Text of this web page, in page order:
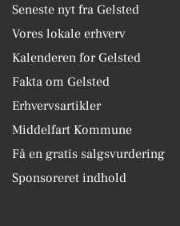
Seneste nyt fra Gelsted
Vores lokale erhverv
Kalenderen for Gelsted
Fakta om Gelsted
Erhvervsartikler
Middelfart Kommune
Få en gratis salgsvurdering
Sponsoreret indhold